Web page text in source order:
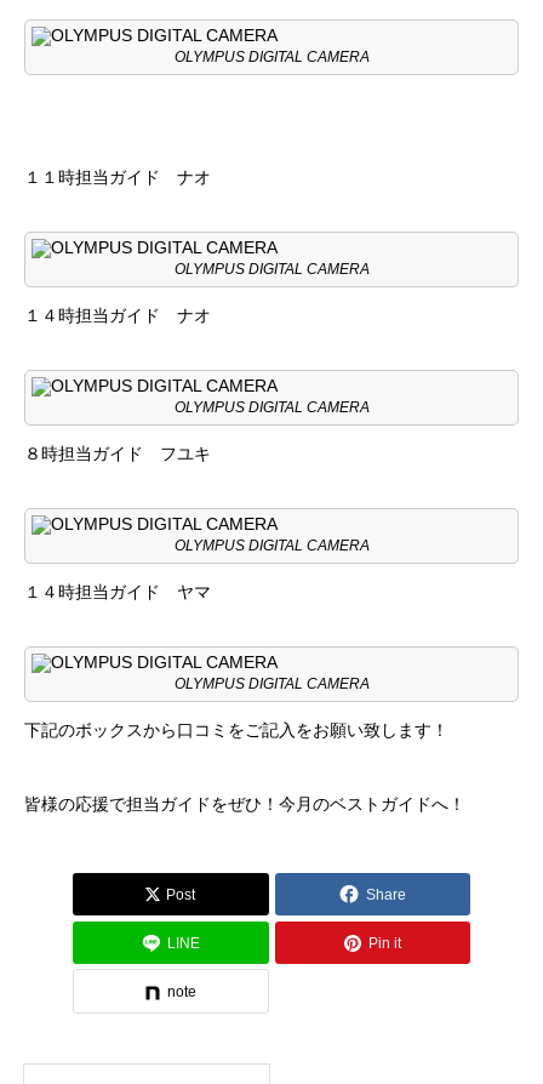
OLYMPUS DIGITAL CAMERA
１１時担当ガイド ナオ
OLYMPUS DIGITAL CAMERA
１４時担当ガイド ナオ
OLYMPUS DIGITAL CAMERA
８時担当ガイド フユキ
OLYMPUS DIGITAL CAMERA
１４時担当ガイド ヤマ
OLYMPUS DIGITAL CAMERA
下記のボックスから口コミをご記入をお願い致します！
皆様の応援で担当ガイドをぜひ！今月のベストガイドへ！
Post Share
LINE Pin it
note